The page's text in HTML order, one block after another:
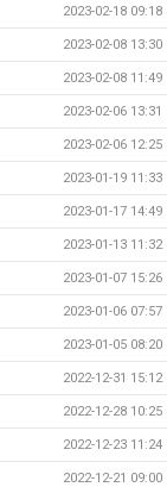
2023-02-18 09:18
2023-02-08 13:30
2023-02-08 11:49
2023-02-06 13:31
2023-02-06 12:25
2023-01-19 11:33
2023-01-17 14:49
2023-01-13 11:32
2023-01-07 15:26
2023-01-06 07:57
2023-01-05 08:20
2022-12-31 15:12
2022-12-28 10:25
2022-12-23 11:24
2022-12-21 09:00